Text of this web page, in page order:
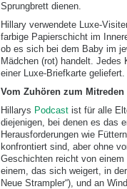
Sprungbrett dienen.
Hillary verwendete Luxe-
farbige Papierschicht im
ob es sich bei dem Baby im
Mädchen (rot) handelt. Jedes
einer Luxe-Briefkarte geliefert.
Vom Zuhören zum Mitreden
Hillarys Podcast ist für alle
diejenigen, bei denen es das
Herausforderungen wie
konfrontiert sind, aber ohne
Geschichten reicht von
einem, das sich weigert, in
Neue Strampler“), und an